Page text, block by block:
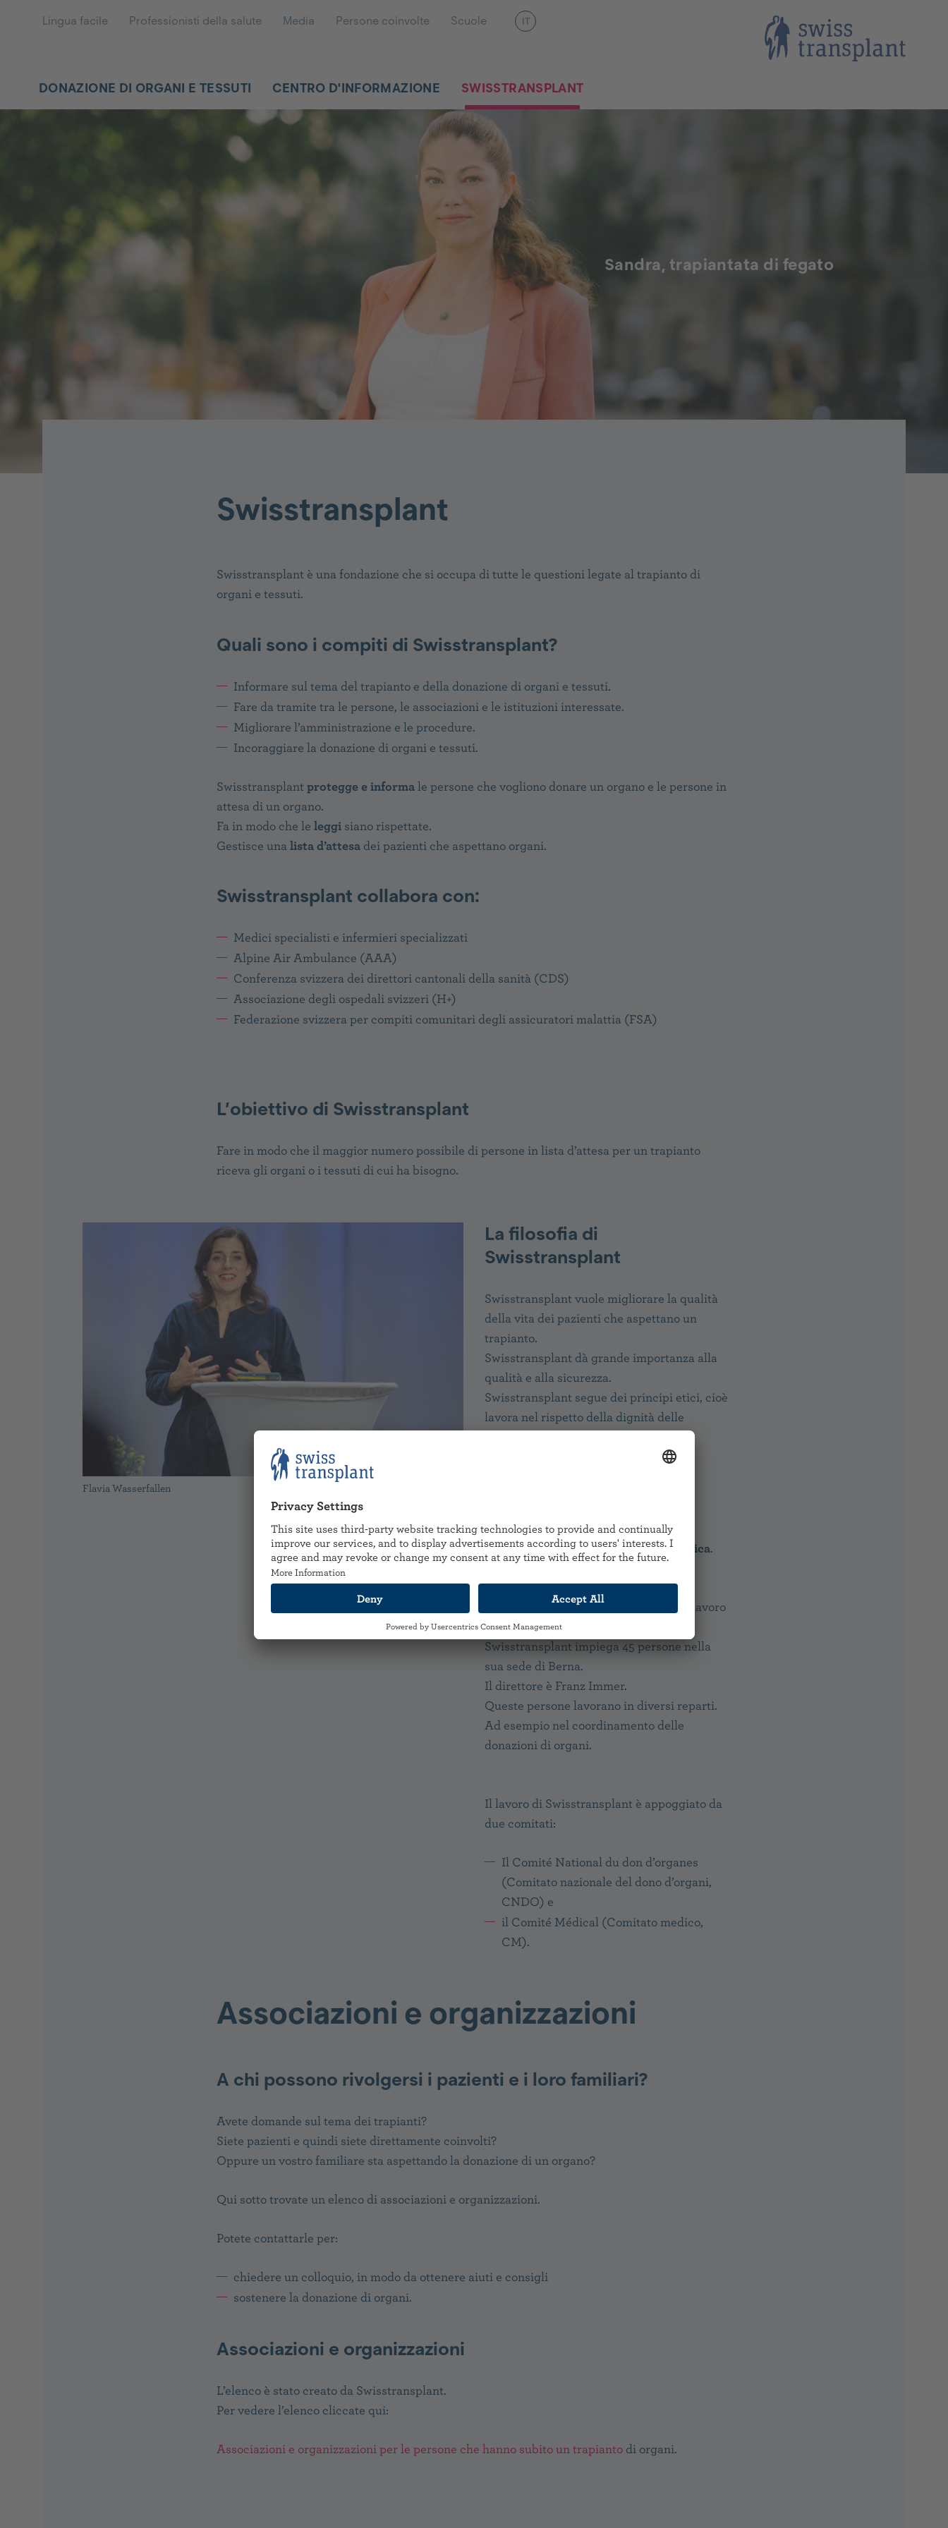
Lingua facile Professionisti della salute Media Persone coinvolte Scuole IT
DONAZIONE DI ORGANI E TESSUTI CENTRO D'INFORMAZIONE SWISSTRANSPLANT
Sandra, trapiantata di fegato
Swisstransplant
Swisstransplant è una fondazione che si occupa di tutte le questioni legate al trapianto di
organi e tessuti.
Quali sono i compiti di Swisstransplant?
Informare sul tema del trapianto e della donazione di organi e tessuti.
Fare da tramite tra le persone, le associazioni e le istituzioni interessate.
Migliorare l’amministrazione e le procedure.
Incoraggiare la donazione di organi e tessuti.
Swisstransplant protegge e informale persone che vogliono donare un organo e le persone in
attesa di un organo.
Fa in modo che le leggi siano rispettate.
Gestisce una lista d’attesa dei pazienti che aspettano organi.
Swisstransplant collabora con:
Medici specialisti e infermieri specializzati
Alpine Air Ambulance (AAA)
Conferenza svizzera dei direttori cantonali della sanità (CDS)
Associazione degli ospedali svizzeri (H+)
Federazione svizzera per compiti comunitari degli assicuratori malattia (FSA)
L’obiettivo di Swisstransplant
Fare in modo che il maggior numero possibile di persone in lista d’attesa per un trapianto
riceva gli organi o i tessuti di cui ha bisogno.
Flavia Wasserfallen
La filosofia di
Swisstransplant
Swisstransplant vuole migliorare la qualità
della vita dei pazienti che aspettano un
trapianto.
Swisstransplant dà grande importanza alla
qualità e alla sicurezza.
Swisstransplant segue dei principi etici, cioè
lavora nel rispetto della dignità delle
Swisstransplant lavora su incarico
dell’Ufficio federale della sanità pubblica.
Consiglio di fondazione
sorveglia il lavoro
di Swisstransplant.
Swisstransplant impiega 45 persone nella
sua sede di Berna.
Il direttore è Franz Immer.
Queste persone lavorano in diversi reparti.
Ad esempio nel coordinamento delle
donazioni di organi.
Il lavoro di Swisstransplant è appoggiato da
due comitati:
Il Comité National du don d’organes
(Comitato nazionale del dono d’organi,
CNDO) e
il Comité Médical (Comitato medico,
CM).
Associazioni e organizzazioni
A chi possono rivolgersi i pazienti e i loro familiari?
Avete domande sul tema dei trapianti?
Siete pazienti e quindi siete direttamente coinvolti?
Oppure un vostro familiare sta aspettando la donazione di un organo?
Qui sotto trovate un elenco di associazioni e organizzazioni.
Potete contattarle per:
chiedere un colloquio, in modo da ottenere aiuti e consigli
sostenere la donazione di organi.
Associazioni e organizzazioni
L’elenco è stato creato da Swisstransplant.
Per vedere l’elenco cliccate qui:
Associazioni e organizzazioni per le persone che hanno subito un trapianto di organi.